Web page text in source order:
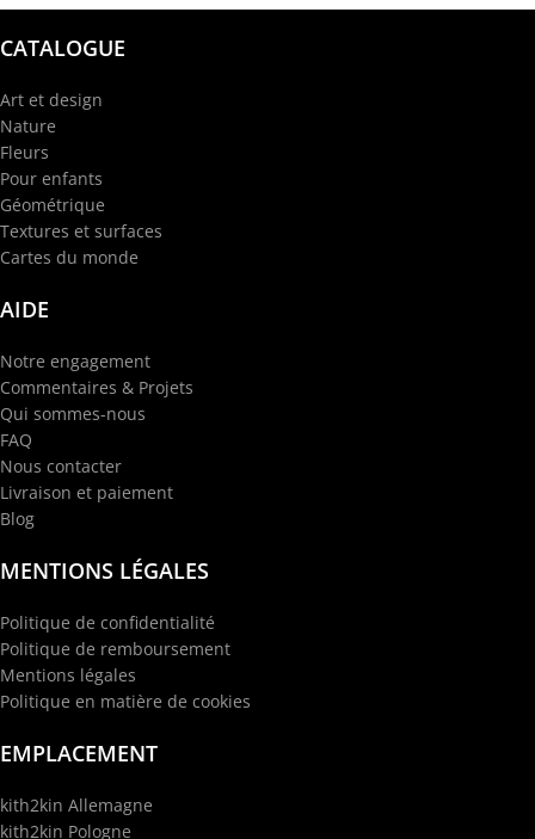
@garba.design
CATALOGUE
Art et design
Nature
Fleurs
Pour enfants
Géométrique
Textures et surfaces
Cartes du monde
AIDE
Notre engagement
Commentaires & Projets
Qui sommes-nous
FAQ
Nous contacter
Livraison et paiement
Blog
MENTIONS LÉGALES
Politique de confidentialité
Politique de remboursement
Mentions légales
Politique en matière de cookies
EMPLACEMENT
kith2kin Allemagne
kith2kin Pologne